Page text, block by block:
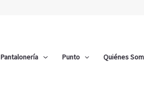
Pantalonería Punto Quiénes